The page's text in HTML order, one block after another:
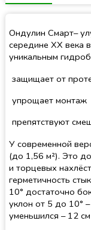
Ондулин Смарт–
середине XX века
уникальным
защищает от
упрощает монтаж
препятствуют
У современной
(до 1,56 м²). Это
и торцевых
герметичность
10° достаточно
уклон от 5 до 10°
уменьшился – 12